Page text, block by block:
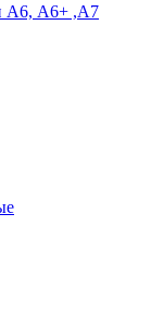
А6, А6+ ,А7